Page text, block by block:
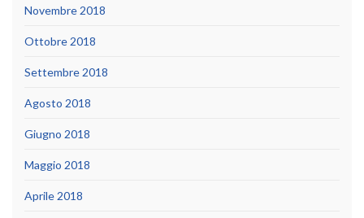
Novembre 2018
Ottobre 2018
Settembre 2018
Agosto 2018
Giugno 2018
Maggio 2018
Aprile 2018